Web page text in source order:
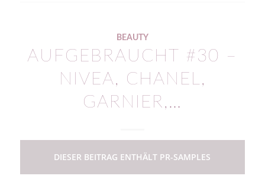
BEAUTY
AUFGEBRAUCHT #30 –
NIVEA, CHANEL,
GARNIER,…
DIESER BEITRAG ENTHÄLT PR-SAMPLES